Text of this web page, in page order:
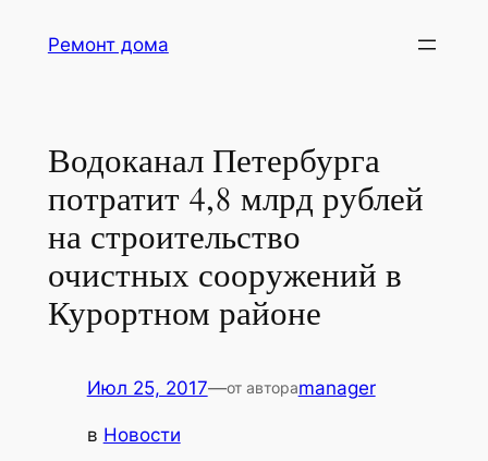
Ремонт дома
Водоканал Петербурга
потратит 4,8 млрд рублей
на строительство
очистных сооружений в
Курортном районе
Июл 25, 2017—от автораmanager
в Новости